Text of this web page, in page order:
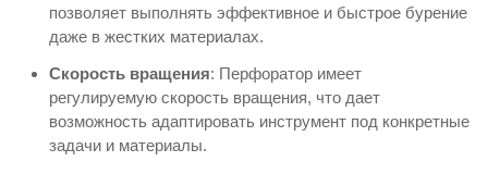
позволяет выполнять эффективное и быстрое бурение
даже в жестких материалах.
Скорость вращения: Перфоратор имеет
регулируемую скорость вращения, что дает
возможность адаптировать инструмент под конкретные
задачи и материалы.